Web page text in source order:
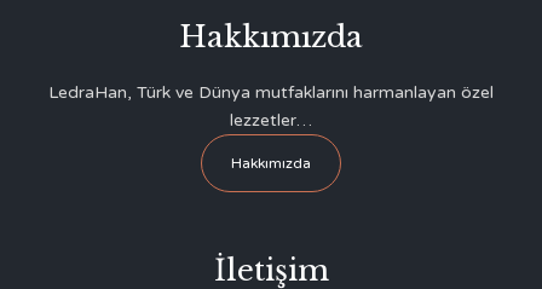
Hakkımızda
LedraHan, Türk ve Dünya mutfaklarını harmanlayan özel
lezzetler…
Hakkımızda
İletişim